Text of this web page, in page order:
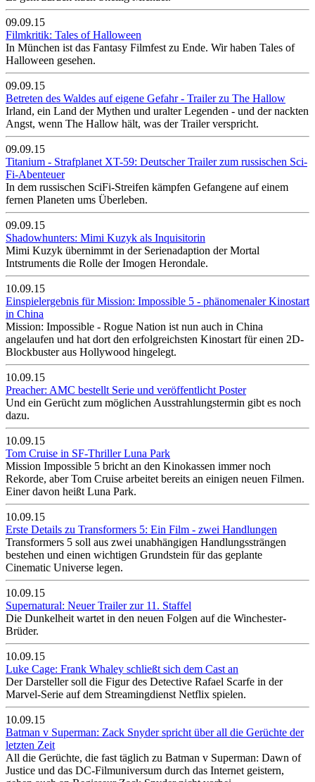
09.09.15
Filmkritik: Tales of Halloween
In München ist das Fantasy Filmfest zu Ende. Wir haben Tales of
Halloween gesehen.
09.09.15
Betreten des Waldes auf eigene Gefahr - Trailer zu The Hallow
Irland, ein Land der Mythen und uralter Legenden - und der nackten
Angst, wenn The Hallow hält, was der Trailer verspricht.
09.09.15
Titanium - Strafplanet XT-59: Deutscher Trailer zum russischen Sci-
Fi-Abenteuer
In dem russischen SciFi-Streifen kämpfen Gefangene auf einem
fernen Planeten ums Überleben.
09.09.15
Shadowhunters: Mimi Kuzyk als Inquisitorin
Mimi Kuzyk übernimmt in der Serienadaption der Mortal
Intstruments die Rolle der Imogen Herondale.
10.09.15
Einspielergebnis für Mission: Impossible 5 - phänomenaler Kinostart
in China
Mission: Impossible - Rogue Nation ist nun auch in China
angelaufen und hat dort den erfolgreichsten Kinostart für einen 2D-
Blockbuster aus Hollywood hingelegt.
10.09.15
Preacher: AMC bestellt Serie und veröffentlicht Poster
Und ein Gerücht zum möglichen Ausstrahlungstermin gibt es noch
dazu.
10.09.15
Tom Cruise in SF-Thriller Luna Park
Mission Impossible 5 bricht an den Kinokassen immer noch
Rekorde, aber Tom Cruise arbeitet bereits an einigen neuen Filmen.
Einer davon heißt Luna Park.
10.09.15
Erste Details zu Transformers 5: Ein Film - zwei Handlungen
Transformers 5 soll aus zwei unabhängigen Handlungssträngen
bestehen und einen wichtigen Grundstein für das geplante
Cinematic Universe legen.
10.09.15
Supernatural: Neuer Trailer zur 11. Staffel
Die Dunkelheit wartet in den neuen Folgen auf die Winchester-
Brüder.
10.09.15
Luke Cage: Frank Whaley schließt sich dem Cast an
Der Darsteller soll die Figur des Detective Rafael Scarfe in der
Marvel-Serie auf dem Streamingdienst Netflix spielen.
10.09.15
Batman v Superman: Zack Snyder spricht über all die Gerüchte der
letzten Zeit
All die Gerüchte, die fast täglich zu Batman v Superman: Dawn of
Justice und das DC-Filmuniversum durch das Internet geistern,